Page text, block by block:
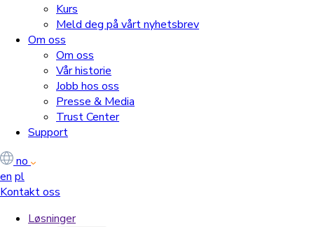
Kurs
Meld deg på vårt nyhetsbrev
Om oss
Om oss
Vår historie
Jobb hos oss
Presse & Media
Trust Center
Support
no
en pl
Kontakt oss
Løsninger